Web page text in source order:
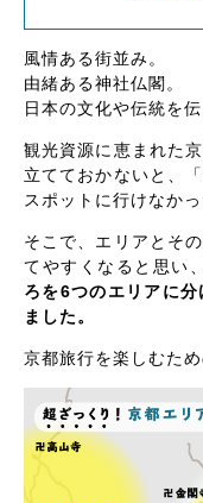
風情ある街並み。
由緒ある神社仏閣。
日本の文化や伝統を
観光資源に恵まれた
立てておかないと、
スポットに行けなか
そこで、エリアとそ
てやすくなると思い
ろを6つのエリアに
ました。
京都旅行を楽しむた